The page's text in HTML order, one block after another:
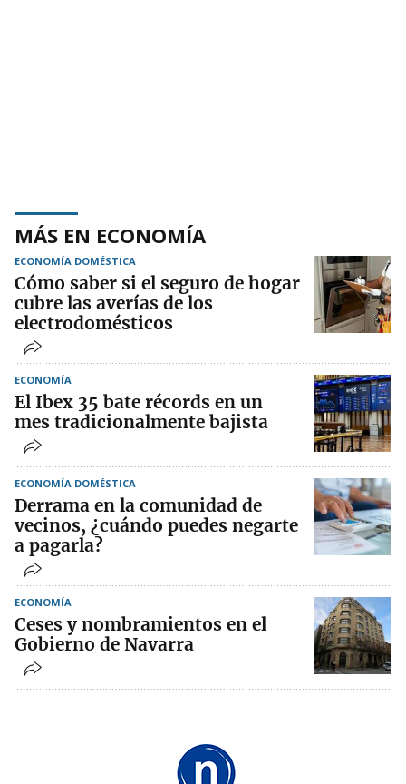
MÁS EN ECONOMÍA
ECONOMÍA DOMÉSTICA
Cómo saber si el seguro de hogar
cubre las averías de los
electrodomésticos
ECONOMÍA
El Ibex 35 bate récords en un
mes tradicionalmente bajista
ECONOMÍA DOMÉSTICA
Derrama en la comunidad de
vecinos, ¿cuándo puedes negarte
a pagarla?
ECONOMÍA
Ceses y nombramientos en el
Gobierno de Navarra